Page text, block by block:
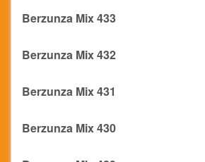
Berzunza Mix 433
Berzunza Mix 432
Berzunza Mix 431
Berzunza Mix 430